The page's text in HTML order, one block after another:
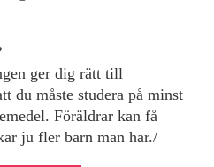
ger dig rätt till
du måste studera på minst
Föräldrar kan få
ju fler barn man har./